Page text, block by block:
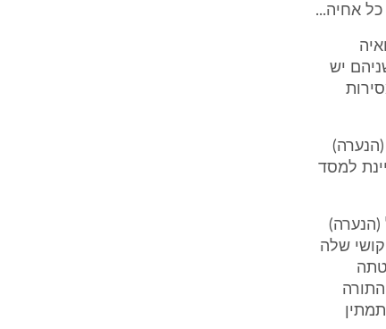
אחיה...
נישואיה
יש
למסד
שלה